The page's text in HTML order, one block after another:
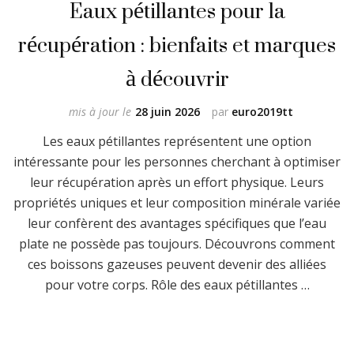
Eaux pétillantes pour la
récupération : bienfaits et marques
à découvrir
par euro2019tt
mis à jour le 28 juin 2026
Les eaux pétillantes représentent une option
intéressante pour les personnes cherchant à optimiser
leur récupération après un effort physique. Leurs
propriétés uniques et leur composition minérale variée
leur confèrent des avantages spécifiques que l’eau
plate ne possède pas toujours. Découvrons comment
ces boissons gazeuses peuvent devenir des alliées
pour votre corps. Rôle des eaux pétillantes …